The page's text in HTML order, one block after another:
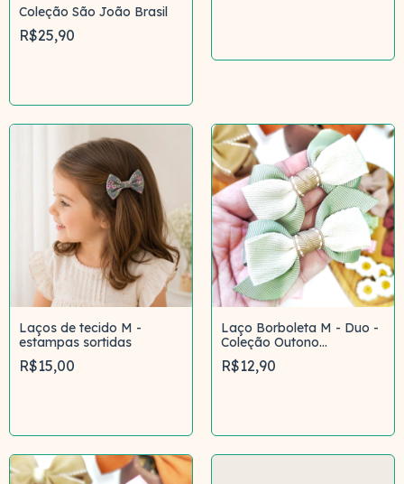
Coleção São João Brasil
R$25,90
Laços de tecido M -
estampas sortidas
R$15,00
Laço Borboleta M - Duo -
Coleção Outono
Campestre
R$12,90